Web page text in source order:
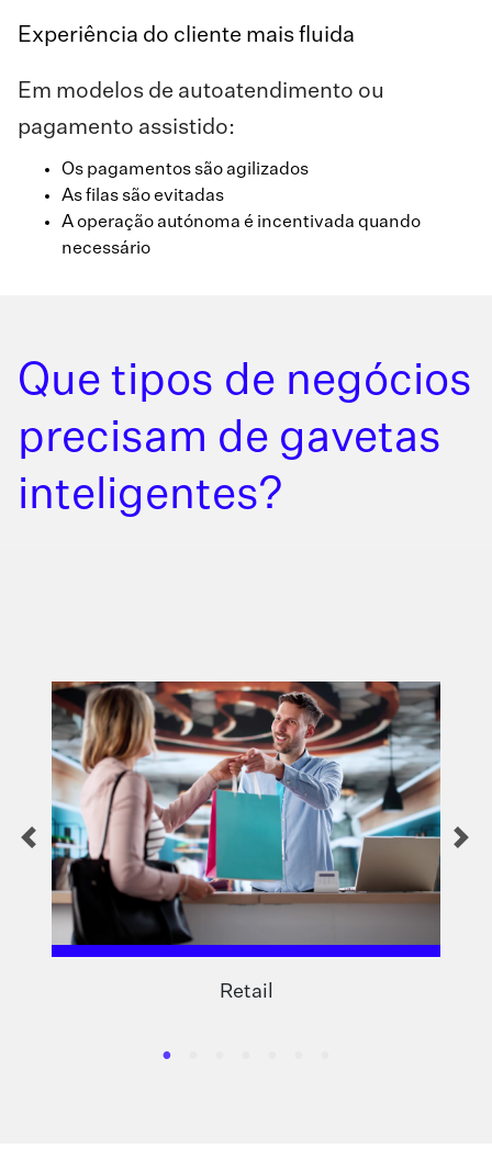
Experiência do cliente mais fluida
Em modelos de autoatendimento ou
pagamento assistido:
Os pagamentos são agilizados
As filas são evitadas
A operação autónoma é incentivada quando
necessário
Que tipos de negócios
precisam de gavetas
inteligentes?
Retail